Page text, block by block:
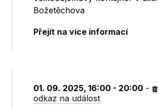
Božetěchova
Přejít na více informací
01. 09. 2025, 16:00 - 20:00 -
odkaz na událost